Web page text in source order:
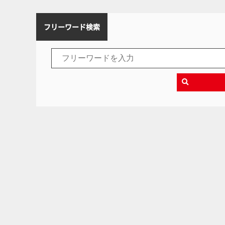
フリーワード検索